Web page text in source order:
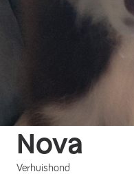
Nova
Verhuishond